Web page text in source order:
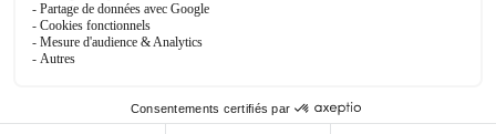
Copyright © 2026 Ceciaa . All rights reserved.
Theme:ColorMag Proby ThemeGrill. Powered byWordPress.